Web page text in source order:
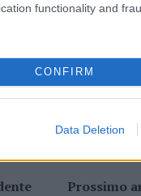
functionality and
CONFIRM
Data Deletion
news da
Prossimo